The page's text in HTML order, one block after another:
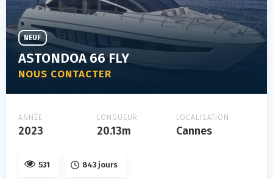
ASTONDOA 66 FLY
NOUS CONTACTER
NEUF
ANNÉE
2023
LONGUEUR
20.13m
LOCALISATION
Cannes
531 843 jours